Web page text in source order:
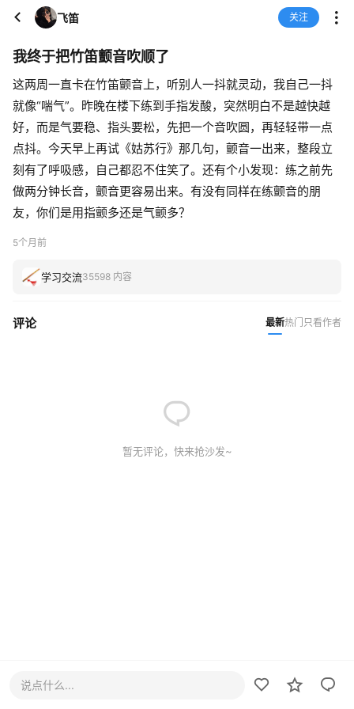
飞笛 关注
我终于把竹笛颤音吹顺了
这两周一直卡在竹笛颤音上，听别人一抖就灵动，我自己一抖
就像“喘气”。昨晚在楼下练到手指发酸，突然明白不是越快越
好，而是气要稳、指头要松，先把一个音吹圆，再轻轻带一点
点抖。今天早上再试《姑苏行》那几句，颤音一出来，整段立
刻有了呼吸感，自己都忍不住笑了。还有个小发现：练之前先
做两分钟长音，颤音更容易出来。有没有同样在练颤音的朋
友，你们是用指颤多还是气颤多？
5个月前
学习交流35598 内容
评论 最新热门 只看作者
暂无评论，快来抢沙发~
说点什么...